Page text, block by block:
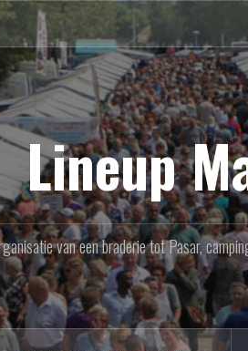
Lineup
van een braderie tot Pasar,